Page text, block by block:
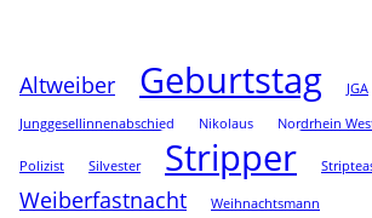
Altweiber Geburtstag JGA
Junggesellinnenabschied Nikolaus Nordrhein
Polizist Silvester Stripper
Weiberfastnacht Weihnachtsmann